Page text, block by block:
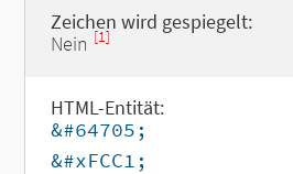
Zeichen wird gespiegelt:
Nein [1]
HTML-Entität:
&#64705;
&#xFCC1;